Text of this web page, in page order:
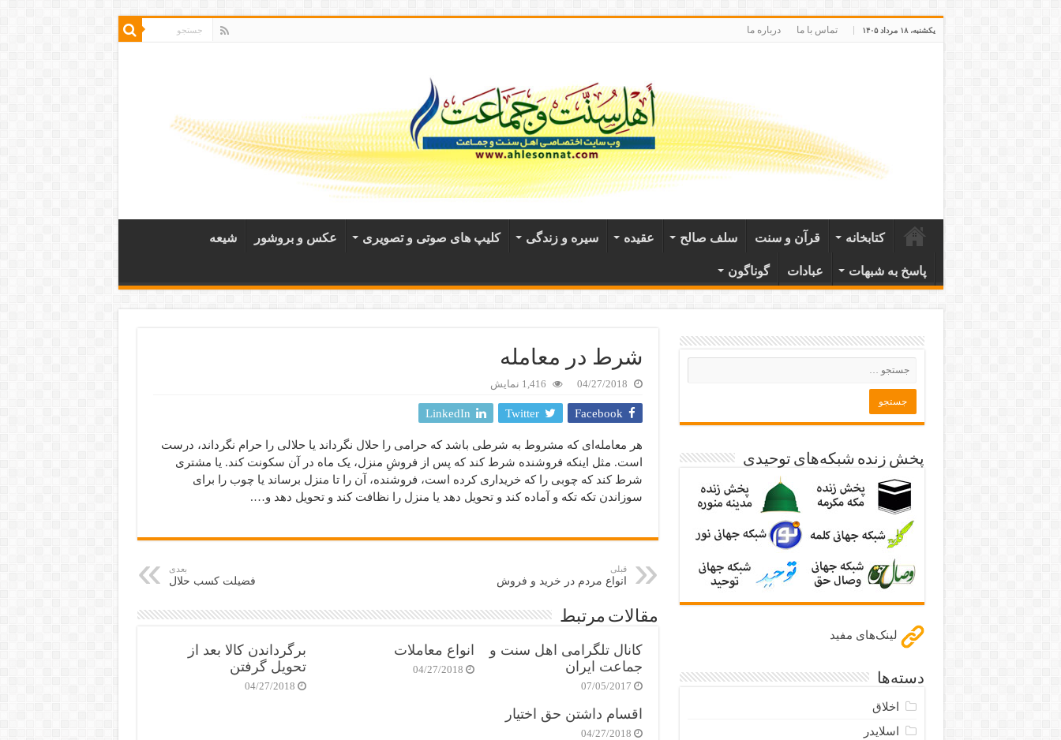
یکشنبه، ۱۸ مرداد ۱۴۰۵ تماس با ما درباره ما
کتابخانه قرآن و سنت سلف صالح عقيده سیره و زندگی کلیپ های صوتی و تصویری عکس و بروشور شیعه
پاسخ به شبهات عبادات گوناگون
شرط در معامله
04/27/2018 1,416 نمایش
Facebook
Twitter
LinkedIn
هر معامله‌‌ای که مشروط به شرطی باشد که حرامی را حلال نگرداند یا حلالی را حرام نگرداند، درست
است. مثل اینکه فروشنده شرط کند که پس از فروشِ منزل، یک ماه در آن سکونت کند. یا مشتری
شرط کند که چوبی را که خریداری کرده است، فروشنده، آن را تا منزل برساند یا چوب را برای
سوزاندن تکه تکه و آماده کند و تحویل دهد یا منزل را نظافت کند و تحویل دهد و….
قبلی
انواع مردم در خرید و فروش
بعدی
فضیلت کسب حلال
مقالات مرتبط
کانال تلگرامی اهل سنت و
جماعت ایران
07/05/2017
انواع معاملات
04/27/2018
برگرداندن کالا بعد از
تحویل گرفتن
04/27/2018
اقسام داشتن حق اختیار
04/27/2018
پخش زنده شبکه‌های توحیدی
لینک‌های مفید
دسته‌ها
اخلاق
اسلایدر